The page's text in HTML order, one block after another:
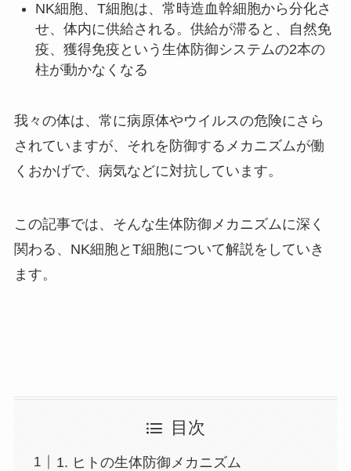
NK細胞、T細胞は、常時造血幹細胞から分化さ
せ、体内に供給される。供給が滞ると、自然免
疫、獲得免疫という生体防御システムの2本の
柱が動かなくなる
我々の体は、常に病原体やウイルスの危険にさら
されていますが、それを防御するメカニズムが働
くおかげで、病気などに対抗しています。
この記事では、そんな生体防御メカニズムに深く
関わる、NK細胞とT細胞について解説をしていき
ます。
目次
1. ヒトの生体防御メカニズム